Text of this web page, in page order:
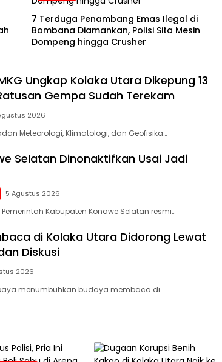
7 Terduga Penambang Emas Ilegal di
Bombana Diamankan, Polisi Sita Mesin
Dompeng hingga Crusher
Ungkap Kolaka Utara Dikepung 13
Gempa Sudah Terekam
2026
Meteorologi, Klimatologi, dan Geofisika…
Selatan Dinonaktifkan Usai Jadi
5 Agustus 2026
– Pemerintah Kabupaten Konawe Selatan resmi…
di Kolaka Utara Didorong Lewat
Diskusi
2026
menumbuhkan budaya membaca di…